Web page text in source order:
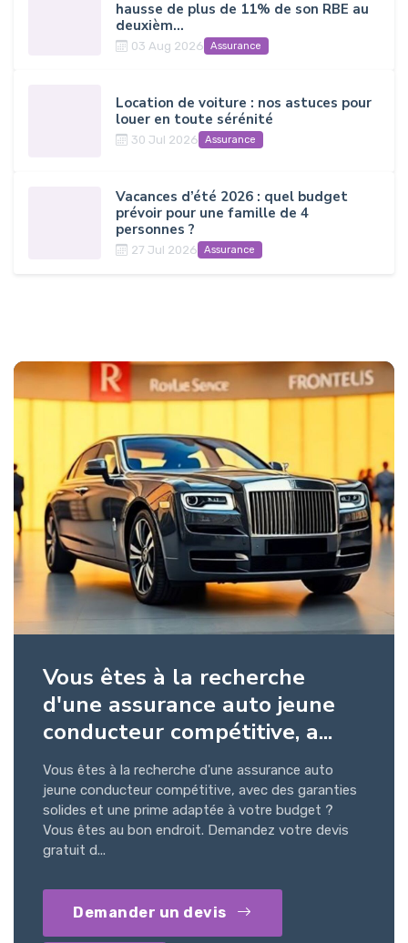
hausse de plus de 11% de son RBE au
deuxièm...
03 Aug 2026 Assurance
Location de voiture : nos astuces pour
louer en toute sérénité
30 Jul 2026 Assurance
Vacances d’été 2026 : quel budget
prévoir pour une famille de 4
personnes ?
27 Jul 2026 Assurance
Vous êtes à la recherche
d'une assurance auto jeune
conducteur compétitive, a...
Vous êtes à la recherche d'une assurance auto
jeune conducteur compétitive, avec des garanties
solides et une prime adaptée à votre budget ?
Vous êtes au bon endroit. Demandez votre devis
gratuit d...
Demander un devis